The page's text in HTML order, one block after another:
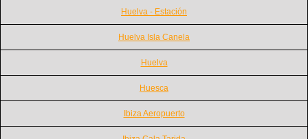
Huelva - Estación
Huelva Isla Canela
Huelva
Huesca
Ibiza Aeropuerto